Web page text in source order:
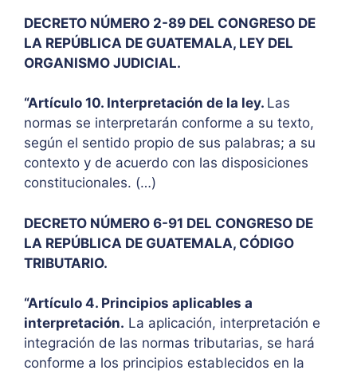
DECRETO NÚMERO 2-89 DEL CONGRESO DE
LA REPÚBLICA DE GUATEMALA, LEY DEL
ORGANISMO JUDICIAL.
“Artículo 10. Interpretación de la ley. Las
normas se interpretarán conforme a su texto,
según el sentido propio de sus palabras; a su
contexto y de acuerdo con las disposiciones
constitucionales. (…)
DECRETO NÚMERO 6-91 DEL CONGRESO DE
LA REPÚBLICA DE GUATEMALA, CÓDIGO
TRIBUTARIO.
“Artículo 4. Principios aplicables a
interpretación. La aplicación, interpretación e
integración de las normas tributarias, se hará
conforme a los principios establecidos en la